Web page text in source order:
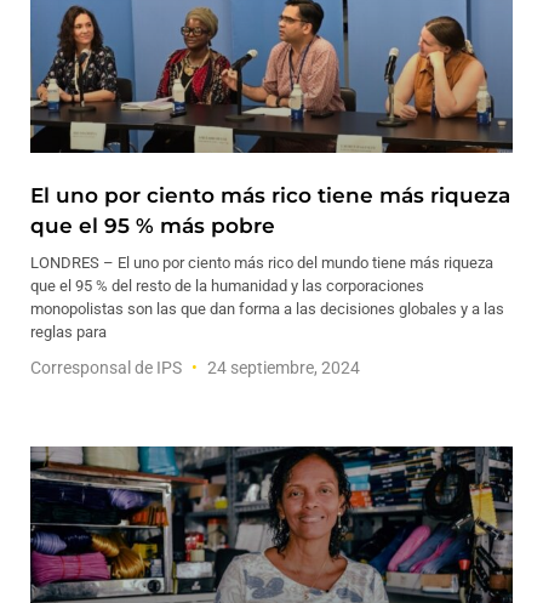
El uno por ciento más rico tiene más riqueza
que el 95 % más pobre
LONDRES – El uno por ciento más rico del mundo tiene más riqueza
que el 95 % del resto de la humanidad y las corporaciones
monopolistas son las que dan forma a las decisiones globales y a las
reglas para
Corresponsal de IPS 24 septiembre, 2024